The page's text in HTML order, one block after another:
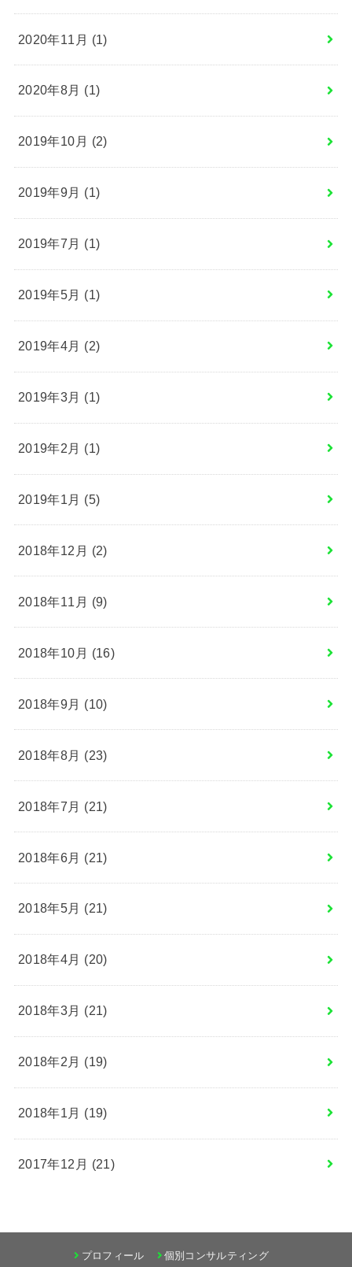
2020年11月 (1)
2020年8月 (1)
2019年10月 (2)
2019年9月 (1)
2019年7月 (1)
2019年5月 (1)
2019年4月 (2)
2019年3月 (1)
2019年2月 (1)
2019年1月 (5)
2018年12月 (2)
2018年11月 (9)
2018年10月 (16)
2018年9月 (10)
2018年8月 (23)
2018年7月 (21)
2018年6月 (21)
2018年5月 (21)
2018年4月 (20)
2018年3月 (21)
2018年2月 (19)
2018年1月 (19)
2017年12月 (21)
プロフィール 個別コンサルティング